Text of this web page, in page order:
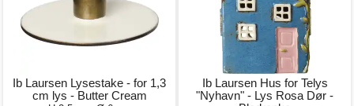
Ib Laursen Lysestake - for 1,3
cm lys - Butter Cream
Ib Laursen Hus for Telys
"Nyhavn" - Lys Rosa Dør -